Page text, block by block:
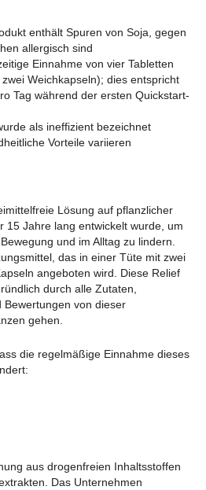
enthält Spuren von Soja, gegen
allergisch sind
Einnahme von vier Tabletten
Weichkapseln); dies entspricht
Tag während der ersten Quickstart-
als ineffizient bezeichnet
Vorteile variieren
Lösung auf pflanzlicher
15 Jahre lang entwickelt wurde, um
und im Alltag zu lindern.
das in einer Tüte mit zwei
angeboten wird. Diese Relief
durch alle Zutaten,
Bewertungen von dieser
gehen.
die regelmäßige Einnahme dieses
aus drogenfreien Inhaltsstoffen
Das Unternehmen